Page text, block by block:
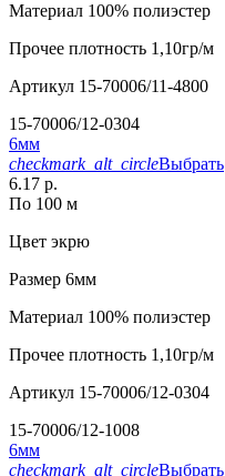
Материал 100% полиэстер
Прочее плотность 1,10гр/м
Артикул 15-70006/11-4800
15-70006/12-0304
6мм
checkmark_alt_circleВыбрать
6.17 р.
По 100 м
Цвет экрю
Размер 6мм
Материал 100% полиэстер
Прочее плотность 1,10гр/м
Артикул 15-70006/12-0304
15-70006/12-1008
6мм
checkmark_alt_circleВыбрать